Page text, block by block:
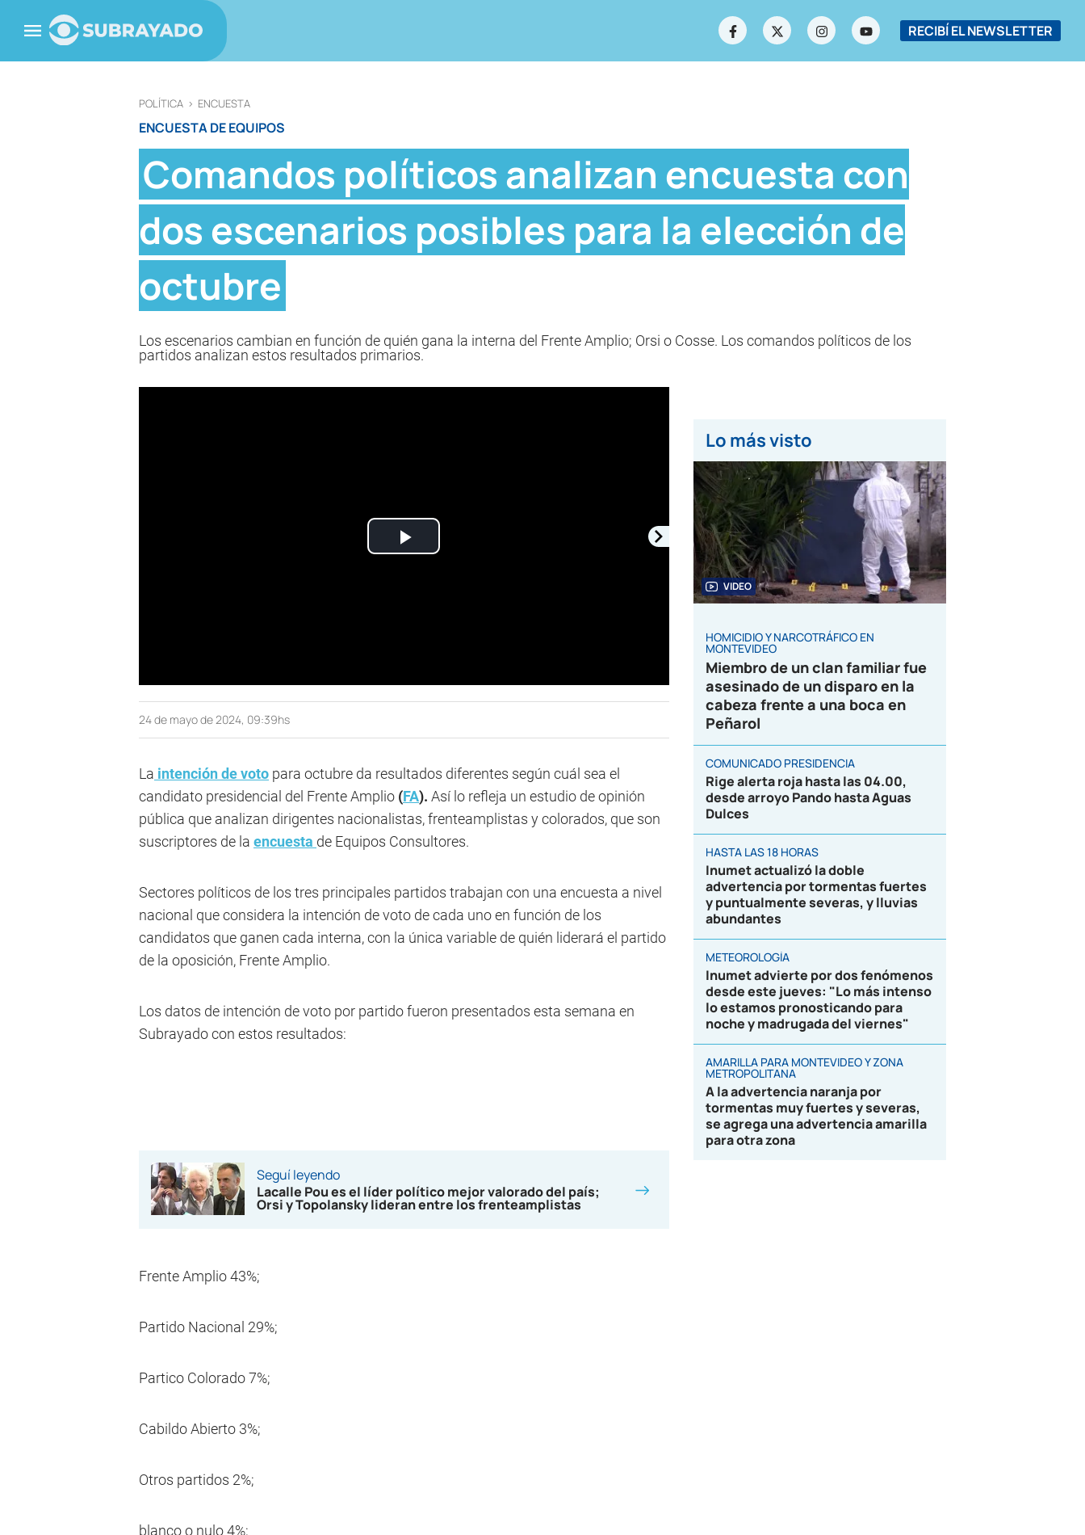
RECIBÍ EL NEWSLETTER
POLÍTICA > ENCUESTA
ENCUESTA DE EQUIPOS
Comandos políticos analizan encuesta con
dos escenarios posibles para la elección de
octubre
Los escenarios cambian en función de quién gana la interna del Frente Amplio; Orsi o Cosse. Los comandos políticos de los
partidos analizan estos resultados primarios.
Play
24 de mayo de 2024, 09:39hs
La intención de voto para octubre da resultados diferentes según cuál sea el
candidato presidencial del Frente Amplio (FA). Así lo refleja un estudio de opinión
pública que analizan dirigentes nacionalistas, frenteamplistas y colorados, que son
suscriptores de la encuesta de Equipos Consultores.
Sectores políticos de los tres principales partidos trabajan con una encuesta a nivel
nacional que considera la intención de voto de cada uno en función de los
candidatos que ganen cada interna, con la única variable de quién liderará el partido
de la oposición, Frente Amplio.
Los datos de intención de voto por partido fueron presentados esta semana en
Subrayado con estos resultados:
Seguí leyendo
Lacalle Pou es el líder político mejor valorado del país;
Orsi y Topolansky lideran entre los frenteamplistas
Frente Amplio 43%;
Partido Nacional 29%;
Partico Colorado 7%;
Cabildo Abierto 3%;
Otros partidos 2%;
blanco o nulo 4%;
Lo más visto
VIDEO
HOMICIDIO Y NARCOTRÁFICO EN
MONTEVIDEO
Miembro de un clan familiar fue
asesinado de un disparo en la
cabeza frente a una boca en
Peñarol
COMUNICADO PRESIDENCIA
Rige alerta roja hasta las 04.00,
desde arroyo Pando hasta Aguas
Dulces
HASTA LAS 18 HORAS
Inumet actualizó la doble
advertencia por tormentas fuertes
y puntualmente severas, y lluvias
abundantes
METEOROLOGÍA
Inumet advierte por dos fenómenos
desde este jueves: "Lo más intenso
lo estamos pronosticando para
noche y madrugada del viernes"
AMARILLA PARA MONTEVIDEO Y ZONA
METROPOLITANA
A la advertencia naranja por
tormentas muy fuertes y severas,
se agrega una advertencia amarilla
para otra zona